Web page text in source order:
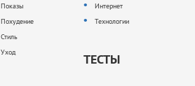
Показы
Похудение
Стиль
Уход
Интернет
Технологии
ТЕСТЫ